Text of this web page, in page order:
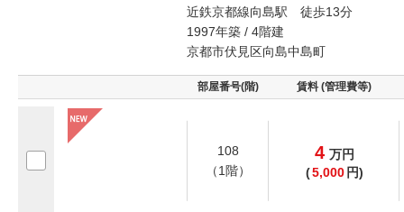
近鉄京都線向島駅 徒歩13分
1997年築 / 4階建
京都市伏見区向島中島町
部屋番号(階) 賃料 (管理費等)
108
（1階）
4 万円
(5,000 円)